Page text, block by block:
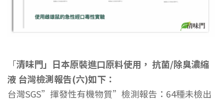
「清味門」日本原裝進口原料使用， 抗菌/除臭濃縮
液 台灣檢測報告(六)如下：
台灣SGS”揮發性有機物質”檢測報告：64種未檢出